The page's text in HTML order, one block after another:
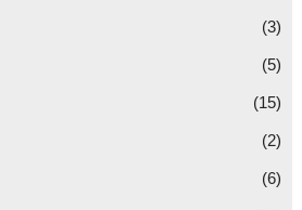
(3)
(5)
(15)
(2)
(6)